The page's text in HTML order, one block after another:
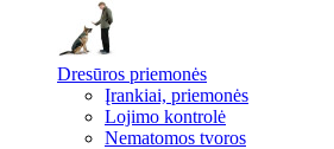
Dresūros priemonės
Įrankiai, priemonės
Lojimo kontrolė
Nematomos tvoros